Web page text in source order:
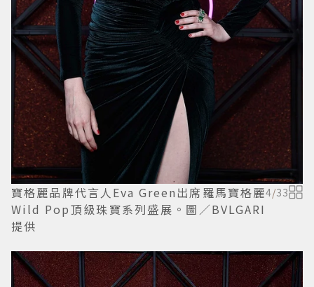
寶格麗品牌代言人Eva Green出席羅馬寶格麗
Wild Pop頂級珠寶系列盛展。圖／BVLGARI
提供
4/33